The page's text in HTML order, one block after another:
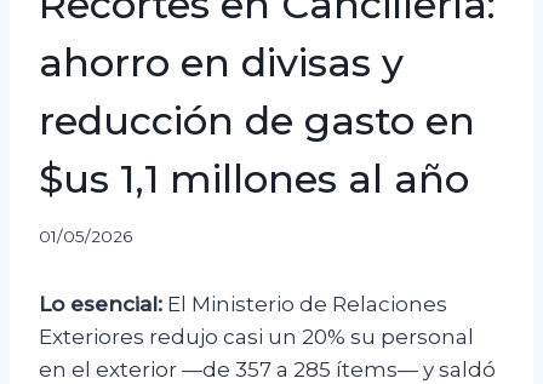
ahorro en divisas y
reducción de gasto en
$us 1,1 millones al año
01/05/2026
Lo esencial: El Ministerio de Relaciones
Exteriores redujo casi un 20% su personal
en el exterior —de 357 a 285 ítems— y saldó